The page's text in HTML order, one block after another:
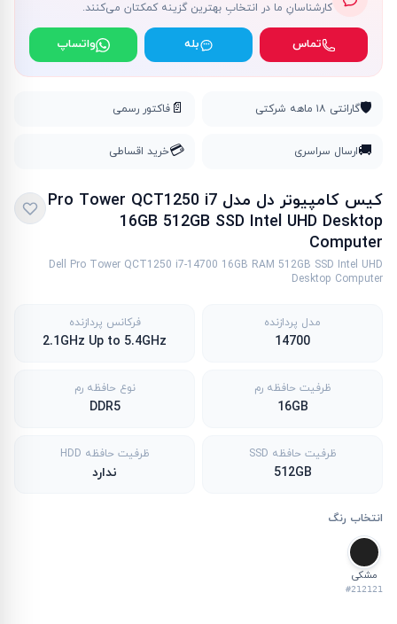
کارشناسانِ ما در انتخابِ بهترین گزینه کمکتان می‌کنند.
تماس بله واتساپ
🛡️گارانتی ۱۸ ماهه شرکتی 📄 فاکتور رسمی
🚚ارسال سراسری 💳خرید اقساطی
کیس کامپیوتر دل مدل Pro Tower QCT1250 i7
16GB 512GB SSD Intel UHD Desktop
Computer
Dell Pro Tower QCT1250 i7-14700 16GB RAM 512GB SSD Intel UHD
Desktop Computer
مدل پردازنده
14700
فرکانس پردازنده
2.1GHz Up to 5.4GHz
ظرفیت حافظه رم
16GB
نوع حافظه رم
DDR5
ظرفیت حافظه SSD
512GB
ظرفیت حافظه HDD
ندارد
انتخاب رنگ
مشکی
#212121